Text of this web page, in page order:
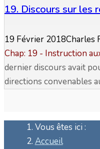
19. Discours sur les
19 Février 2018Charles
Chap: 19 - Instruction
dernier discours avait
directions convenables
Vous êtes ici :
Accueil